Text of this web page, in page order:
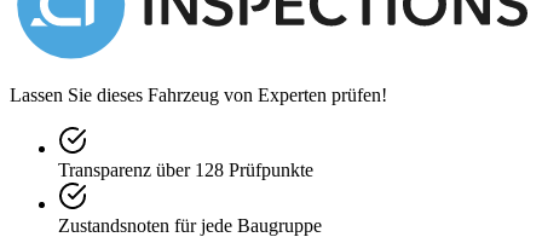
Painting an Alfa in an Aston colour takes someone very strong in
an excellent choice, especially when compared to a Ferrari Spider of
the period, in value, style (the Alfa must be cooler) & design
Lassen Sie dieses Fahrzeug von Experten prüfen!
Transparenz über 128 Prüfpunkte
Zustandsnoten für jede Baugruppe